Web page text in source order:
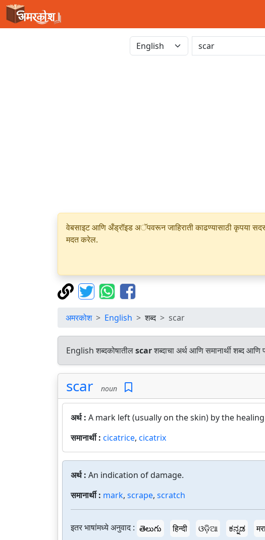
वेबसाइट आणि अँड्रॉइड अॅपवरून जाहिराती काढण्यासाठी कृपया
मदत करेल.
अमरकोश English शब्द scar
English शब्दकोषातीलscarशब्दाचा अर्थ आणि समानार्थी शब्द आणि
scar noun
अर्थ : A mark left (usually on the skin) by the
समानार्थी : cicatrice, cicatrix
अर्थ : An indication of damage.
समानार्थी : mark, scrape, scratch
इतर भाषांमध्ये अनुवाद : తెలుగు हिन्दी ଓଡ଼ିଆ ಕನ್ನಡ